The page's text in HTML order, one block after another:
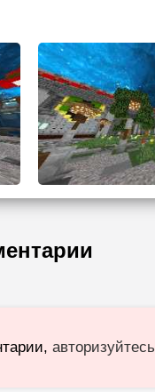
авторизуйтесь